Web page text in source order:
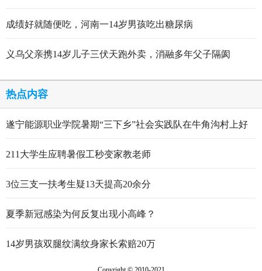
成绩好就随便吃，河南一14岁男孩吃出糖尿病
义乌父亲携14岁儿子三伏天跑外卖，消融多年父子隔阂
热点内容
遂宁能源职业学院暑期“三下乡”社会实践队在牛角沟村上好
211大学生应聘暑假工秒变家教老师
3位三支一扶考生疑13天提高20余分
夏季新冠感染为何反复出现小高峰？
14岁男孩双腿纹满纹身家长索赔20万